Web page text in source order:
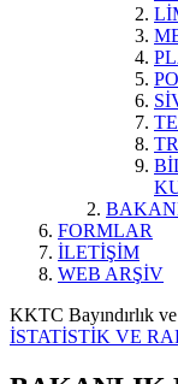
FORMLAR
İLETİŞİM
WEB ARŞİV
KKTC Bayındırlık ve
İSTATİSTİK VE